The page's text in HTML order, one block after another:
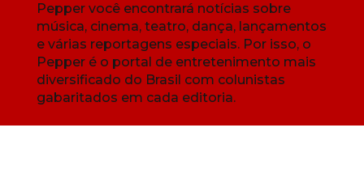
Pepper você encontrará notícias sobre
música, cinema, teatro, dança, lançamentos
e várias reportagens especiais. Por isso, o
Pepper é o portal de entretenimento mais
diversificado do Brasil com colunistas
gabaritados em cada editoria.